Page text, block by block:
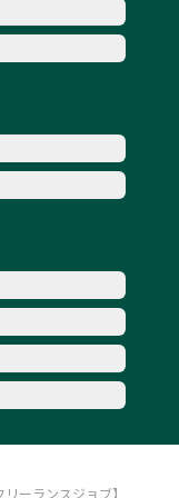
ーランスジョブ】